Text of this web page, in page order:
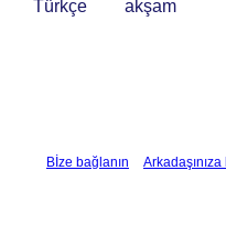
Türkçe
akşam
Bİze bağlanın